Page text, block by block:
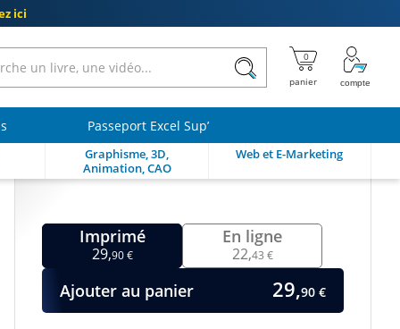
ici
Passeport Excel Sup’
Graphisme, 3D,
Animation, CAO
Web et E-Marketing
Imprimé
29,90 €
En ligne
22,43 €
Ajouter au panier 29,90 €